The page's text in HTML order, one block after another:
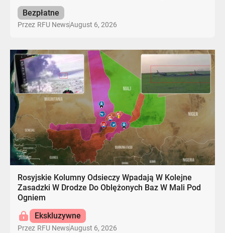
Bezpłatne
Przez RFU NewsAugust 6, 2026
Rosyjskie Kolumny Odsieczy Wpadają W Kolejne
Zasadzki W Drodze Do Oblężonych Baz W Mali Pod
Ogniem
Ekskluzywne
Przez RFU NewsAugust 6, 2026